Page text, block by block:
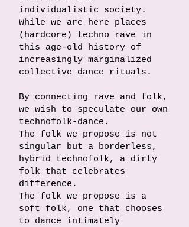
individualistic society.
While we are here places
(hardcore) techno rave in
this age-old history of
increasingly marginalized
collective dance rituals.
By connecting rave and folk,
we wish to speculate our own
technofolk-dance.
The folk we propose is not
singular but a borderless,
hybrid technofolk, a dirty
folk that celebrates
difference.
The folk we propose is a
soft folk, one that chooses
to dance intimately